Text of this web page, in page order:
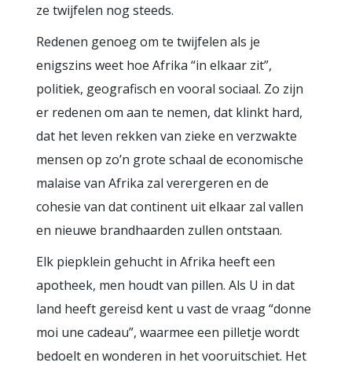
ze twijfelen nog steeds.
Redenen genoeg om te twijfelen als je
enigszins weet hoe Afrika “in elkaar zit”,
politiek, geografisch en vooral sociaal. Zo zijn
er redenen om aan te nemen, dat klinkt hard,
dat het leven rekken van zieke en verzwakte
mensen op zo’n grote schaal de economische
malaise van Afrika zal verergeren en de
cohesie van dat continent uit elkaar zal vallen
en nieuwe brandhaarden zullen ontstaan.
Elk piepklein gehucht in Afrika heeft een
apotheek, men houdt van pillen. Als U in dat
land heeft gereisd kent u vast de vraag “donne
moi une cadeau”, waarmee een pilletje wordt
bedoelt en wonderen in het vooruitschiet. Het